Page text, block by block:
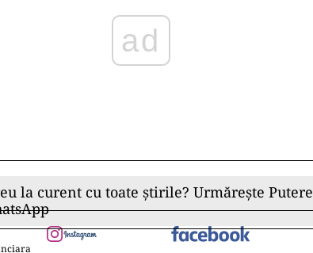
la curent cu toate știrile? Urmărește